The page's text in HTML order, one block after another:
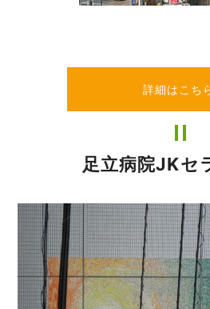
詳細はこち
足立病院JKセ